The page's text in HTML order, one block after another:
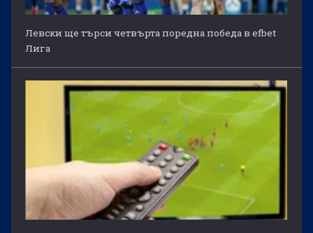
Левски ще търси четвърта поредна победа в efbet
Лига